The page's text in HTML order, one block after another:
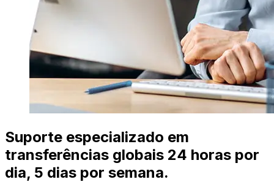
Suporte especializado em
transferências globais 24 horas por
dia, 5 dias por semana.